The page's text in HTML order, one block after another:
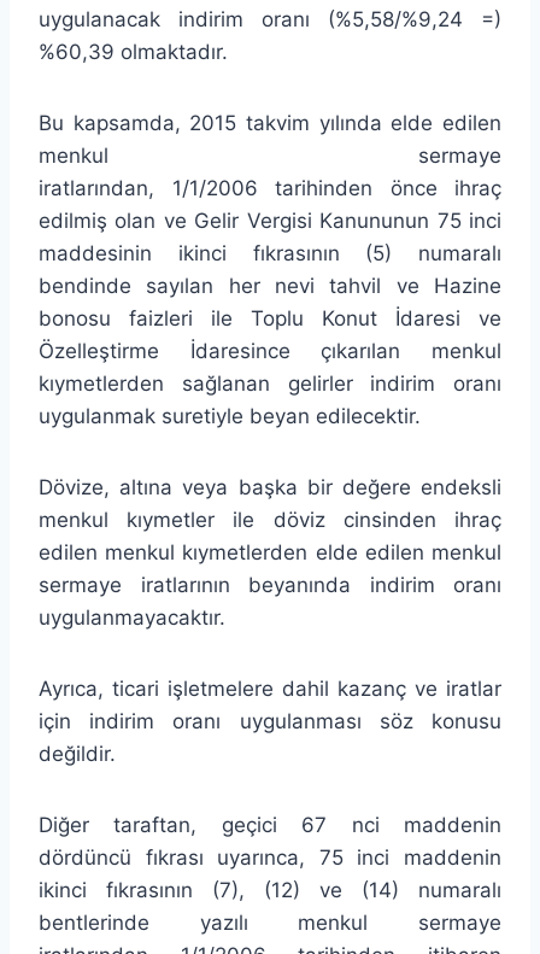
uygulanacak indirim oranı (%5,58/%9,24 =)
%60,39 olmaktadır.
Bu kapsamda, 2015 takvim yılında elde edilen
menkul sermaye
iratlarından, 1/1/2006 tarihinden önce ihraç
edilmiş olan ve Gelir Vergisi Kanununun 75 inci
maddesinin ikinci fıkrasının (5) numaralı
bendinde sayılan her nevi tahvil ve Hazine
bonosu faizleri ile Toplu Konut İdaresi ve
Özelleştirme İdaresince çıkarılan menkul
kıymetlerden sağlanan gelirler indirim oranı
uygulanmak suretiyle beyan edilecektir.
Dövize, altına veya başka bir değere endeksli
menkul kıymetler ile döviz cinsinden ihraç
edilen menkul kıymetlerden elde edilen menkul
sermaye iratlarının beyanında indirim oranı
uygulanmayacaktır.
Ayrıca, ticari işletmelere dahil kazanç ve iratlar
için indirim oranı uygulanması söz konusu
değildir.
Diğer taraftan, geçici 67 nci maddenin
dördüncü fıkrası uyarınca, 75 inci maddenin
ikinci fıkrasının (7), (12) ve (14) numaralı
bentlerinde yazılı menkul sermaye